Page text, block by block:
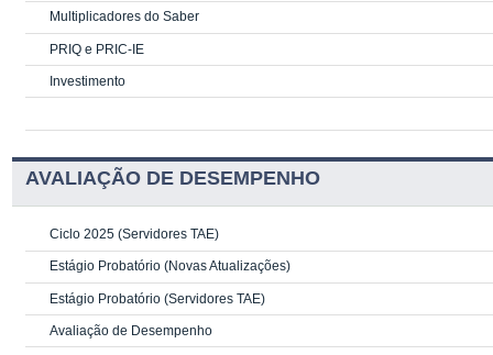
Multiplicadores do Saber
PRIQ e PRIC-IE
Investimento
AVALIAÇÃO DE DESEMPENHO
Ciclo 2025 (Servidores TAE)
Estágio Probatório (Novas Atualizações)
Estágio Probatório (Servidores TAE)
Avaliação de Desempenho